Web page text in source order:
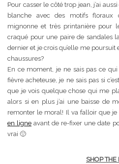
Pour casser le côté trop jean, j’ai
blanche avec des motifs floraux
mignonne et très printanière pour
craqué pour une paire de sandales
dernier et je crois qu’elle me
chaussures?
En ce moment, je ne sais pas ce
fièvre acheteuse, je ne sais pas si
que je vois quelque chose qui me
alors si en plus j’ai une baisse de
remonter le moral! Il va falloir que
en ligne avant de re-fixer une date
vrai 🙂
SHOP THE